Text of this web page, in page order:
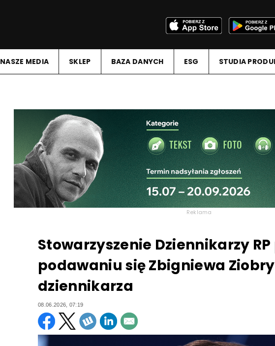
NASZE MEDIA SKLEP BAZA DANYCH ESG STUDIA
Reklama
Stowarzyszenie Dziennikarzy
podawaniu się Zbigniewa
dziennikarza
08.06.2026, 07:19